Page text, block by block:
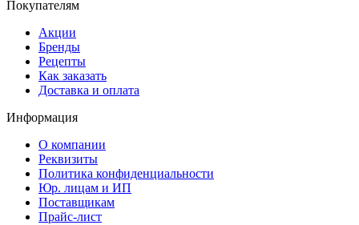
Покупателям
Акции
Бренды
Рецепты
Как заказать
Доставка и оплата
Информация
О компании
Реквизиты
Политика конфиденциальности
Юр. лицам и ИП
Поставщикам
Прайс-лист